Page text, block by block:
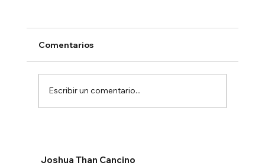
Comentarios
Escribir un comentario...
Joshua Than Cancino